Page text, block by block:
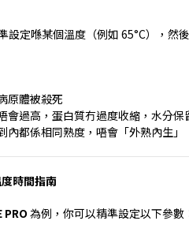
設定喺某個溫度（例如 65°C），然
原體被殺死
會過高，蛋白質冇過度收縮，水分保
內都係相同熟度，唔會「外熟內生」
時間指南
PRO 為例，你可以精準設定以下參數